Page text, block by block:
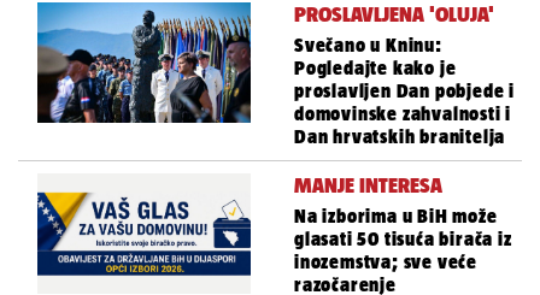
PROSLAVLJENA 'OLUJA'
Svečano u Kninu:
Pogledajte kako je
proslavljen Dan pobjede i
domovinske zahvalnosti i
Dan hrvatskih branitelja
MANJE INTERESA
Na izborima u BiH može
glasati 50 tisuća birača iz
inozemstva; sve veće
razočarenje